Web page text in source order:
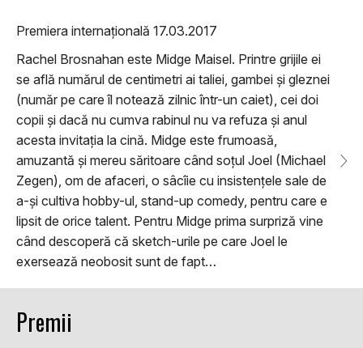
Premiera internațională 17.03.2017
Rachel Brosnahan este Midge Maisel. Printre grijile ei
se află numărul de centimetri ai taliei, gambei şi gleznei
(număr pe care îl notează zilnic într-un caiet), cei doi
copii şi dacă nu cumva rabinul nu va refuza şi anul
acesta invitaţia la cină. Midge este frumoasă,
amuzantă şi mereu săritoare când soţul Joel (Michael
Zegen), om de afaceri, o sâcîie cu insistenţele sale de
a-şi cultiva hobby-ul, stand-up comedy, pentru care e
lipsit de orice talent. Pentru Midge prima surpriză vine
când descoperă că sketch-urile pe care Joel le
exersează neobosit sunt de fapt…
Premii